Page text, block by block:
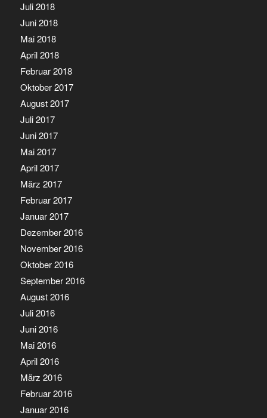
Juli 2018
Juni 2018
Mai 2018
April 2018
Februar 2018
Oktober 2017
August 2017
Juli 2017
Juni 2017
Mai 2017
April 2017
März 2017
Februar 2017
Januar 2017
Dezember 2016
November 2016
Oktober 2016
September 2016
August 2016
Juli 2016
Juni 2016
Mai 2016
April 2016
März 2016
Februar 2016
Januar 2016